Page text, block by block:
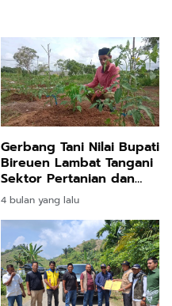
Gerbang Tani Nilai Bupati
Bireuen Lambat Tangani
Sektor Pertanian dan
Perikanan
4 bulan yang lalu